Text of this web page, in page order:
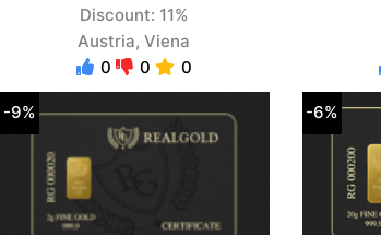
Discount: 11%
Austria, Viena
0
0 0
-9% -6%